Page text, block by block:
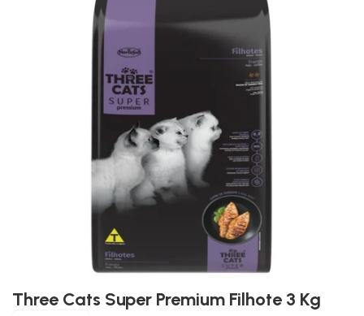
Three Cats Super Premium Filhote 3 Kg